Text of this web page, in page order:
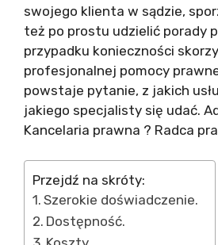
swojego klienta w sądzie,
też po prostu udzielić porady
przypadku konieczności
profesjonalnej pomocy
powstaje pytanie, z jakich
jakiego specjalisty się udać.
Kancelaria prawna ? Radca
Przejdź na skróty:
Szerokie doświadczenie.
Dostępność.